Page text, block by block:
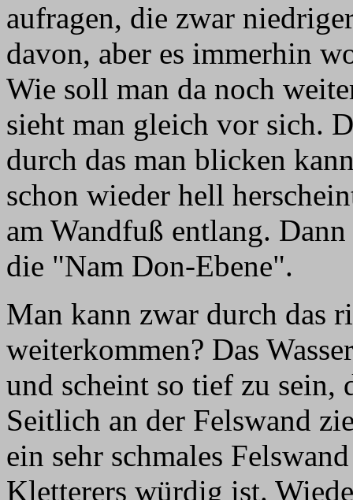
aufragen, die zwar
davon, aber es immerhin
Wie soll man da noch
sieht man gleich vor sich.
durch das man blicken
schon wieder hell
am Wandfuß entlang.
die "Nam Don-Ebene".
Man kann zwar durch das
weiterkommen? Das
und scheint so tief zu sein,
Seitlich an der Felswand
ein sehr schmales
Kletterers würdig ist.